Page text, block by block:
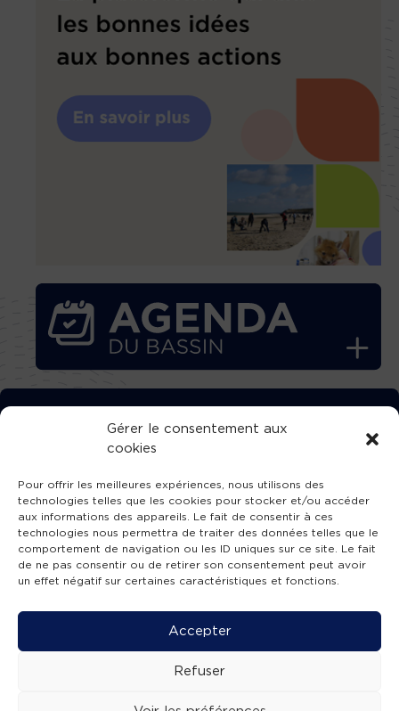
Gérer le consentement aux
cookies
Pour offrir les meilleures expériences, nous utilisons des
technologies telles que les cookies pour stocker et/ou accéder
aux informations des appareils. Le fait de consentir à ces
technologies nous permettra de traiter des données telles que le
comportement de navigation ou les ID uniques sur ce site. Le fait
de ne pas consentir ou de retirer son consentement peut avoir
un effet négatif sur certaines caractéristiques et fonctions.
Accepter
Refuser
TÉLÉCHARGEZ GRATUITEMENT
L’APPLICATION TVBA !
SUIVEZ-NOUS !
Mentions légales -Accessibilité